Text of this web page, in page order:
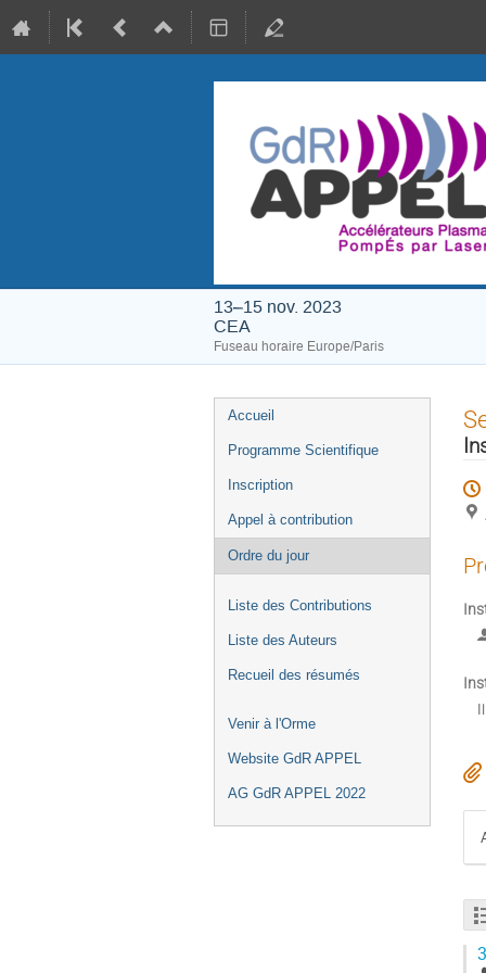
13–15 nov. 2023
CEA
Fuseau horaire Europe/Paris
Menu
de
Accueil
Programme Scientifique
Inscription
Appel à contribution
Ordre du jour
Liste des Contributions
Liste des Auteurs
Recueil des résumés
Venir à l'Orme
Website GdR APPEL
AG GdR APPEL 2022